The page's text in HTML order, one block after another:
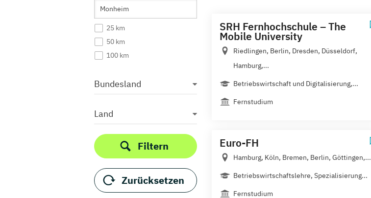
Unternehmenskommunikation
Werbung
Wirtschaftskommunikation
25 km
50 km
100 km
Bundesland
Land
Filtern
Zurücksetzen
SRH Fernhochschule – The
Mobile University
Riedlingen, Berlin, Dresden, Düsseldorf,
Hamburg,...
Betriebswirtschaft und Digitalisierung,...
Fernstudium
Euro-FH
Hamburg, Köln, Bremen, Berlin, Göttingen,...
Betriebswirtschaftslehre, Spezialisierung...
Fernstudium